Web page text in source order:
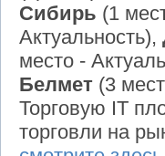
Сибирь (1
Актуальность),
место -
Белмет (3
Торговую IT
торговли на